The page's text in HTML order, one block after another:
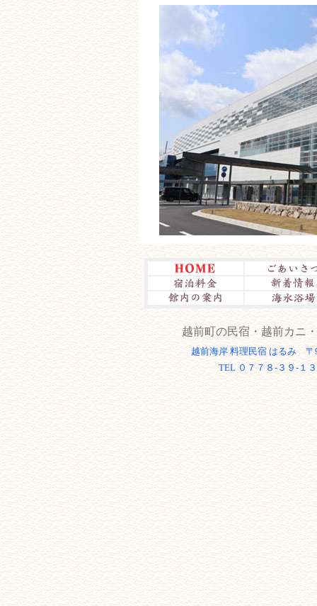
越前町の民宿・越前カニ
越前海岸 料理民宿 はるみ 〒
TEL ０７７８-３９-１